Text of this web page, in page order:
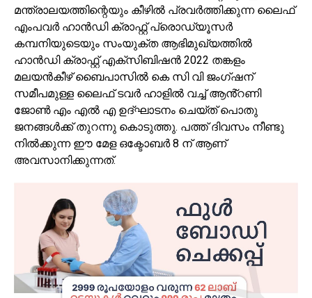
മന്ത്രാലയത്തിന്റെയും കീഴിൽ പ്രവർത്തിക്കുന്ന ലൈഫ്
എംപവർ ഹാൻഡി ക്രാഫ്റ്റ് പ്രൊഡ്യൂസർ
കമ്പനിയുടെയും സംയുക്ത ആഭിമുഖ്യത്തിൽ
ഹാൻഡി ക്രാഫ്റ്റ് എക്സിബിഷൻ 2022 തങ്കളം
മലയൻകീഴ് ബൈപാസിൽ കെ സി വി ജംഗ്ഷന്
സമീപമുള്ള ലൈഫ് ടവർ ഹാളിൽ വച്ച് ആൻ്റണി
ജോൺ എം എൽ എ ഉദ്ഘാടനം ചെയ്ത് പൊതു
ജനങ്ങൾക്ക് തുറന്നു കൊടുത്തു. പത്ത് ദിവസം നീണ്ടു
നിൽക്കുന്ന ഈ മേള ഒക്ടോബർ 8 ന് ആണ്
അവസാനിക്കുന്നത്.